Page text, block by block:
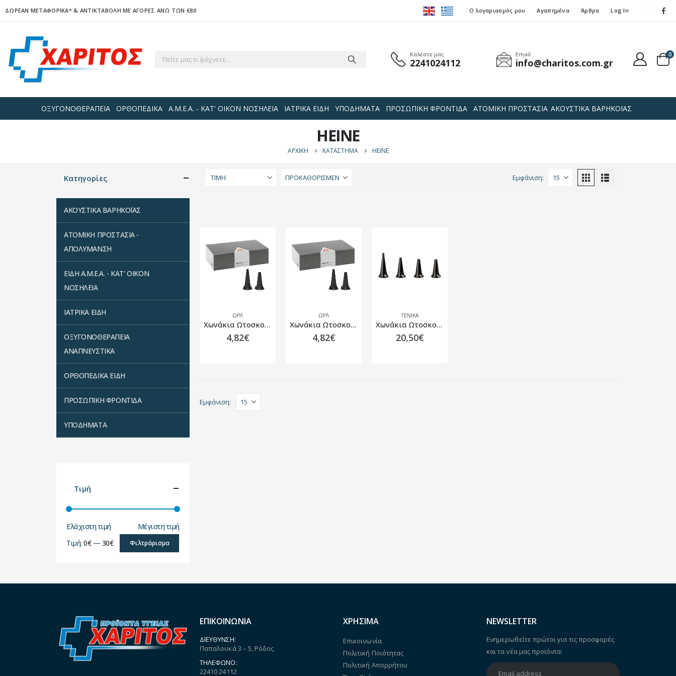
ΔΩΡΕΑΝ ΜΕΤΑΦΟΡΙΚΑ*& ΑΝΤΙΚΤΑΒΟΛΗ ΜΕ ΑΓΟΡΕΣ ΑΝΩ ΤΩΝ €80 Ο λογαριασμός μου Αγαπημένα Άρθρα Log In
Καλέστε μας
2241024112
Email
info@charitos.com.gr
0
ΟΞΥΓΟΝΟΘΕΡΑΠΕΙΑ ΟΡΘΟΠΕΔΙΚΑ Α.Μ.Ε.Α. - ΚΑΤ' ΟΙΚΟΝ ΝΟΣΗΛΕΙΑ ΙΑΤΡΙΚΑ ΕΙΔΗ ΥΠΟΔΗΜΑΤΑ ΠΡΟΣΩΠΙΚΗ ΦΡΟΝΤΙΔΑ ΑΤΟΜΙΚΗ ΠΡΟΣΤΑΣΙΑ ΑΚΟΥΣΤΙΚΑ ΒΑΡΗΚΟΪΑΣ
HEINE
ΑΡΧΙΚΉ ΚΑΤΆΣΤΗΜΑ HEINE
ΤΙΜΉ Εμφάνιση:
ΩΡΛ
Χωνάκια Ωτοσκοπίου 2.5mm (50 τμχ)
4,82€
ΩΡΛ
Χωνάκια Ωτοσκοπίου 4.0mm (50 τμχ)
4,82€
ΓΕΝΙΚΆ
Χωνάκια Ωτοσκοπίων Heine Πολλαπλών Χρήσεων 4 Τεμάχια
20,50€
Εμφάνιση:
Κατηγορίες
ΑΚΟΥΣΤΙΚΑ ΒΑΡΗΚΟΪΑΣ
ΑΤΟΜΙΚΗ ΠΡΟΣΤΑΣΙΑ -
ΑΠΟΛΥΜΑΝΣΗ
ΕΙΔΗ Α.Μ.Ε.Α. - ΚΑΤ' ΟΙΚΟΝ
ΝΟΣΗΛΕΙΑ
ΙΑΤΡΙΚΑ ΕΙΔΗ
ΟΞΥΓΟΝΟΘΕΡΑΠΕΙΑ
ΑΝΑΠΝΕΥΣΤΙΚΑ
ΟΡΘΟΠΕΔΙΚΑ ΕΙΔΗ
ΠΡΟΣΩΠΙΚΗ ΦΡΟΝΤΙΔΑ
ΥΠΟΔΗΜΑΤΑ
Τιμή
Ελάχιστη τιμή Μέγιστη τιμή
Φιλτράρισμα
Τιμή:0€— 30€
ΕΠΙΚΟΙΝΩΝΙΑ
ΔΙΕΎΘΥΝΣΗ:
Παπαλουκά 3 – 5, Ρόδος
ΤΗΛΈΦΩΝΟ:
22410 24112
ΧΡΗΣΙΜΑ
Επικοινωνία
Πολιτική Ποιότητας
Πολιτική Απορρήτου
NEWSLETTER
Ενημερωθείτε πρώτοι για τις προσφορές
και τα νέα μας προϊόντα: